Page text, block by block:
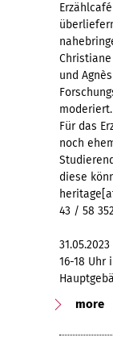
und
moderiert.
Für das
noch
diese
43 / 58
16-18 Uhr
more